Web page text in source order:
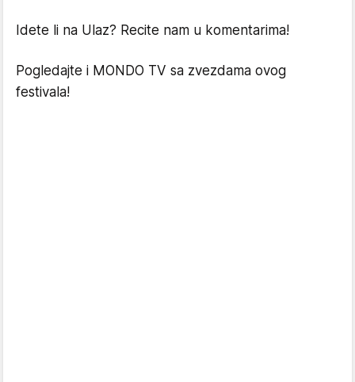
Idete li na Ulaz? Recite nam u komentarima!
Pogledajte i MONDO TV sa zvezdama ovog
festivala!